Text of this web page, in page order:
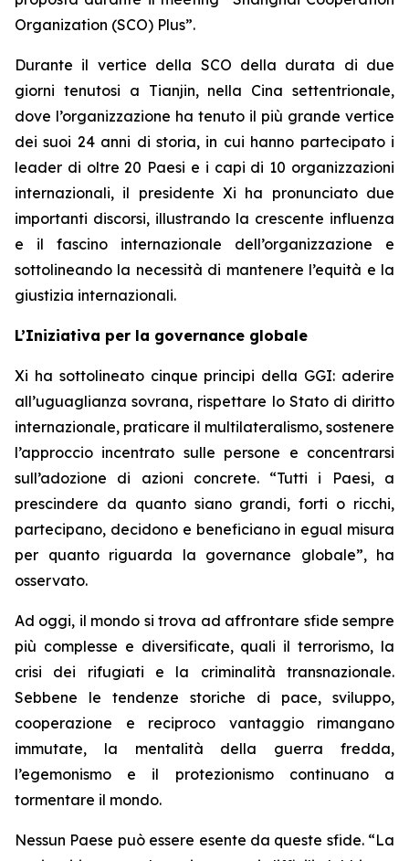
Organization (SCO) Plus”.
Durante il vertice della SCO della durata di due
giorni tenutosi a Tianjin, nella Cina settentrionale,
dove l’organizzazione ha tenuto il più grande vertice
dei suoi 24 anni di storia, in cui hanno partecipato i
leader di oltre 20 Paesi e i capi di 10 organizzazioni
internazionali, il presidente Xi ha pronunciato due
importanti discorsi, illustrando la crescente influenza
e il fascino internazionale dell’organizzazione e
sottolineando la necessità di mantenere l’equità e la
giustizia internazionali.
L’Iniziativa per la governance globale
Xi ha sottolineato cinque principi della GGI: aderire
all’uguaglianza sovrana, rispettare lo Stato di diritto
internazionale, praticare il multilateralismo, sostenere
l’approccio incentrato sulle persone e concentrarsi
sull’adozione di azioni concrete. “Tutti i Paesi, a
prescindere da quanto siano grandi, forti o ricchi,
partecipano, decidono e beneficiano in egual misura
per quanto riguarda la governance globale”, ha
osservato.
Ad oggi, il mondo si trova ad affrontare sfide sempre
più complesse e diversificate, quali il terrorismo, la
crisi dei rifugiati e la criminalità transnazionale.
Sebbene le tendenze storiche di pace, sviluppo,
cooperazione e reciproco vantaggio rimangano
immutate, la mentalità della guerra fredda,
l’egemonismo e il protezionismo continuano a
tormentare il mondo.
Nessun Paese può essere esente da queste sfide. “La